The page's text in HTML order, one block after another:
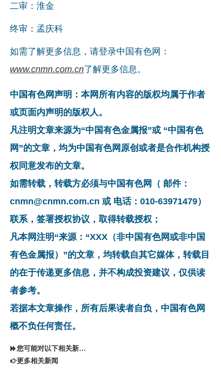
二审：淮金
终审：孟庆科
如需了解更多信息，请登录中国有色网：
www.cnmn.com.cn了解更多信息。
中国有色网声明：本网所有内容的版权均属于作者
或页面内声明的版权人。
凡注明文章来源为“中国有色金属报”或 “中国有色
网”的文章，均为中国有色网原创或者是合作机构授
权同意发布的文章。
如需转载，转载方必须与中国有色网（ 邮件：
cnmn@cnmn.com.cn 或 电话：010-63971479）
联系，签署授权协议，取得转载授权；
凡本网注明“来源：“XXX（非中国有色网或非中国
有色金属报）”的文章，均转载自其它媒体，转载目
的在于传递更多信息，并不构成投资建议，仅供读
者参考。
若据本文章操作，所有后果读者自负，中国有色网
概不负任何责任。
您可能对以下相关新闻同样感兴趣
更多相关新闻